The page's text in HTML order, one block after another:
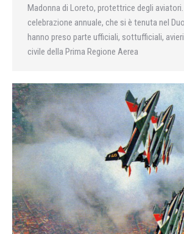
Madonna di Loreto, protettrice degli
celebrazione annuale, che si è tenuta nel
hanno preso parte ufficiali, sottufficiali,
civile della Prima Regione Aerea